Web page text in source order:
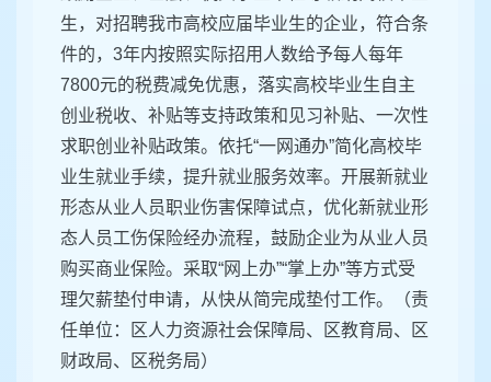
生，对招聘我市高校应届毕业生的企业，符合条
件的，3年内按照实际招用人数给予每人每年
7800元的税费减免优惠，落实高校毕业生自主
创业税收、补贴等支持政策和见习补贴、一次性
求职创业补贴政策。依托“一网通办”简化高校毕
业生就业手续，提升就业服务效率。开展新就业
形态从业人员职业伤害保障试点，优化新就业形
态人员工伤保险经办流程，鼓励企业为从业人员
购买商业保险。采取“网上办”“掌上办”等方式受
理欠薪垫付申请，从快从简完成垫付工作。（责
任单位：区人力资源社会保障局、区教育局、区
财政局、区税务局）